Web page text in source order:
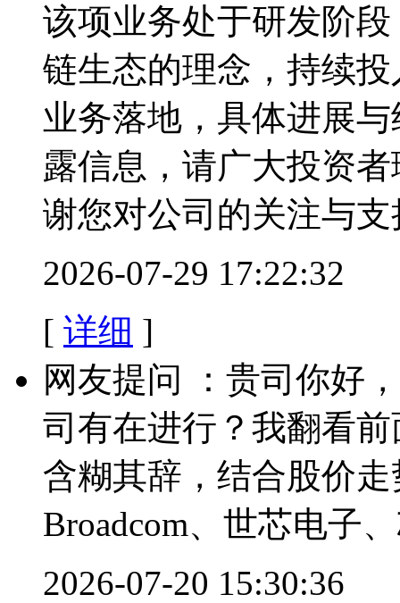
该项业务处于研发阶
链生态的理念，持续
业务落地，具体进展
露信息，请广大投资
谢您对公司的关注与
2026-07-29 17:22:32
[ 详细 ]
网友提问 ：贵司你好
司有在进行？我翻看
含糊其辞，结合股价
Broadcom、世芯电子
2026-07-20 15:30:36